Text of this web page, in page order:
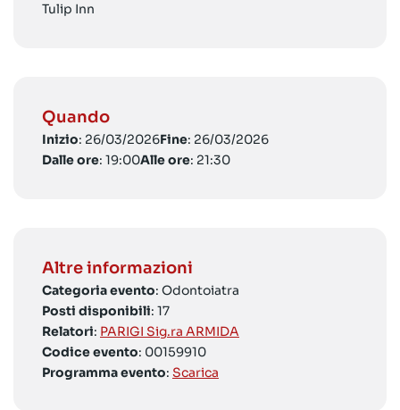
Tulip Inn
Quando
Inizio: 26/03/2026Fine: 26/03/2026
Dalle ore: 19:00Alle ore: 21:30
Altre informazioni
Categoria evento: Odontoiatra
Posti disponibili: 17
Relatori: PARIGI Sig.ra ARMIDA
Codice evento: 00159910
Programma evento: Scarica